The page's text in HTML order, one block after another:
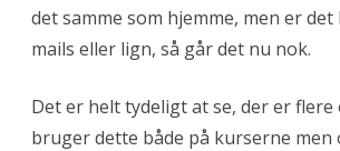
det samme som hjemme, men er
mails eller lign, så går det nu nok.
Det er helt tydeligt at se, der er flere
bruger dette både på kurserne men